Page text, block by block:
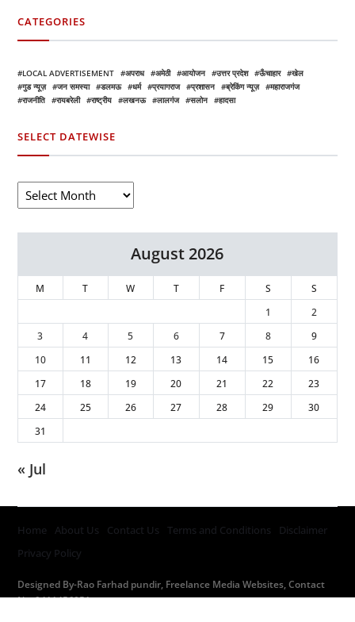
CATEGORIES
LOCAL ADVERTISEMENT अपराध अमेठी आयोजन उत्तर प्रदेश ऊँचाहार
खेल
गुड न्यूज़
जन समस्या डलमऊ धर्म प्रयागराज प्रशासन ब्रेकिंग न्यूज़
महाराजगंज
राजनीति
रायबरेली राष्ट्रीय लखनऊ लालगंज सलोन हादसा
SELECT DATEWISE
August 2026
M T W T F S
S
1
2
3
4 5 6 7 8
9
10
11 12 13 14 15
16
17
18 19 20 21 22
23
24
25 26 27 28 29
30
31
« Jul
Designed By-Rao Farhad pundir, Freelance Media Websites, Contact
No. 9411456051
Home About Us Contact Us Terms and Conditions
Disclaimer
Privacy Policy